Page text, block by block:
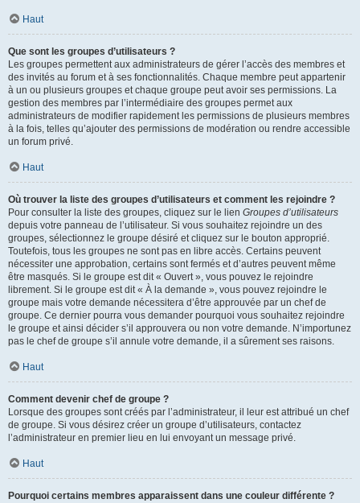
Haut
Que sont les groupes d’utilisateurs ?
Les groupes permettent aux administrateurs de gérer l’accès des membres et
des invités au forum et à ses fonctionnalités. Chaque membre peut appartenir
à un ou plusieurs groupes et chaque groupe peut avoir ses permissions. La
gestion des membres par l’intermédiaire des groupes permet aux
administrateurs de modifier rapidement les permissions de plusieurs membres
à la fois, telles qu’ajouter des permissions de modération ou rendre accessible
un forum privé.
Haut
Où trouver la liste des groupes d’utilisateurs et comment les rejoindre ?
Pour consulter la liste des groupes, cliquez sur le lien Groupes d’utilisateurs
depuis votre panneau de l’utilisateur. Si vous souhaitez rejoindre un des
groupes, sélectionnez le groupe désiré et cliquez sur le bouton approprié.
Toutefois, tous les groupes ne sont pas en libre accès. Certains peuvent
nécessiter une approbation, certains sont fermés et d’autres peuvent même
être masqués. Si le groupe est dit « Ouvert », vous pouvez le rejoindre
librement. Si le groupe est dit « À la demande », vous pouvez rejoindre le
groupe mais votre demande nécessitera d’être approuvée par un chef de
groupe. Ce dernier pourra vous demander pourquoi vous souhaitez rejoindre
le groupe et ainsi décider s’il approuvera ou non votre demande. N’importunez
pas le chef de groupe s’il annule votre demande, il a sûrement ses raisons.
Haut
Comment devenir chef de groupe ?
Lorsque des groupes sont créés par l’administrateur, il leur est attribué un chef
de groupe. Si vous désirez créer un groupe d’utilisateurs, contactez
l’administrateur en premier lieu en lui envoyant un message privé.
Haut
Pourquoi certains membres apparaissent dans une couleur différente ?